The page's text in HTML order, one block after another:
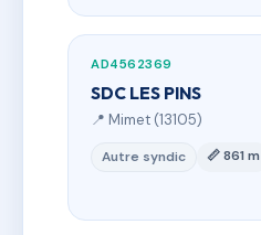
AD4562369
SDC LES PINS
📍 Mimet (13105)
Autre syndic 📏 861 m